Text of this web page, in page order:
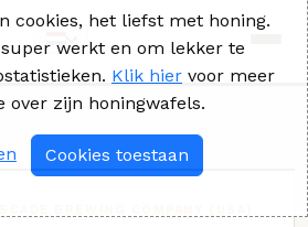
cookies, het liefst met honing.
werkt en om lekker te
Klik hier voor meer
over zijn honingwafels.
Cookies toestaan